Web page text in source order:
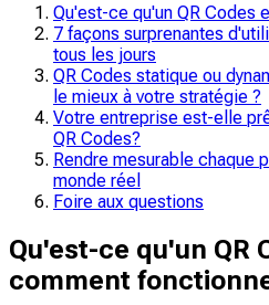
Qu'est-ce qu'un QR Codes
7 façons surprenantes
tous les jours
QR Codes statique ou
le mieux à votre stratégie ?
Votre entreprise est-elle
QR Codes?
Rendre mesurable chaque
monde réel
Foire aux questions
Qu'est-ce qu'un QR
comment